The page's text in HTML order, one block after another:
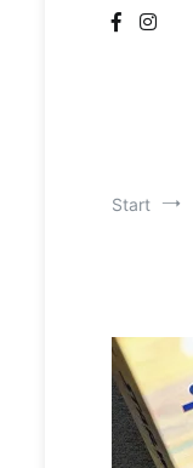
Start